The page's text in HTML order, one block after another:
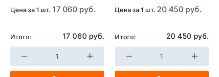
Цена за 1 шт. 17 060 руб.
Итого: 17 060 руб.
Цена за 1 шт. 20 450 руб.
Итого: 20 450 руб.